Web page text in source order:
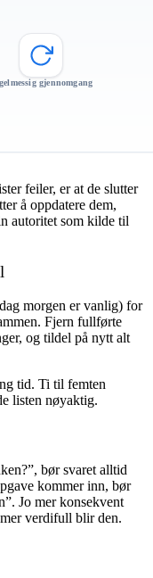
gjennomgang
feiler, er at de slutter
å oppdatere dem,
autoritet som kilde til
morgen er vanlig) for
Fjern fullførte
og tildel på nytt alt
tid. Ti til femten
listen nøyaktig.
bør svaret alltid
kommer inn, bør
Jo mer konsekvent
verdifull blir den.